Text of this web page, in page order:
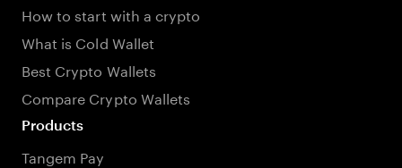
How to start with a crypto
What is Cold Wallet
Best Crypto Wallets
Compare Crypto Wallets
Products
Tangem Pay